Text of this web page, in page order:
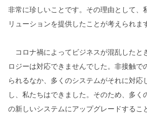
非常に珍しいことです。その理由として、
リューションを提供したことが考えられま
コロナ禍によってビジネスが混乱したと
ロジーは対応できませんでした。非接触で
られるなか、多くのシステムがそれに対応
し、私たちはできました。そのため、多く
の新しいシステムにアップグレードするこ